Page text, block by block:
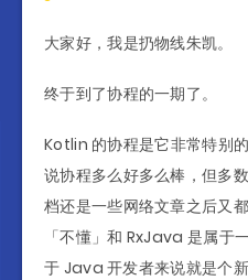
大家好，我是扔物线朱凯。
终于到了协程的一期了。
Kotlin 的协程是它非常特别
说协程多么好多么棒，但多
档还是一些网络文章之后又
「不懂」和 RxJava 是属于
于 Java 开发者来说就是个